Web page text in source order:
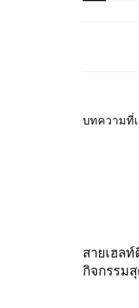
บทความที่
สายเฮลท์
กิจกรรม